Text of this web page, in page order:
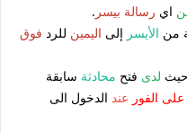
اي رسالة بيسر .
من الأيسر إلى اليمين للرد فوق
حيث لدى فتح محادثة سابقة
على الفور عند الدخول الى